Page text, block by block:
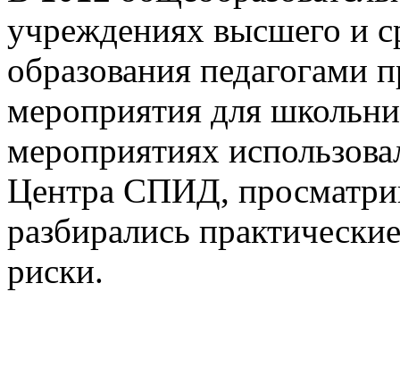
учреждениях высшего и
образования педагогами
мероприятия для
мероприятиях
Центра СПИД,
разбирались
риски.